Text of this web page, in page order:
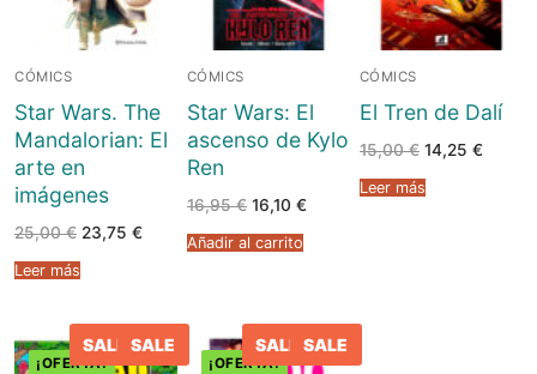
CÓMICS
Star Wars. The
Mandalorian: El
arte en
imágenes
25,00€ El
precio
23,75 €El
precio
Leer más
CÓMICS
Star Wars: El
ascenso de Kylo
Ren
16,95€ El
precio
original
era:
16,10 €El
Añadir al carrito
CÓMICS
El Tren de Dalí
15,00€ El
precio
original
era:
14,25 €El
Leer más
¡OFERTA!
SALE SALE
¡OFERTA!
SALE SALE